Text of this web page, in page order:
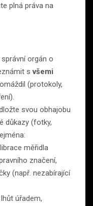
plná práva na
správní orgán o
svšemi
(protokoly,
svou obhajobu
důkazy (fotky,
měřidla
značení,
(např. nezabírající
úřadem,